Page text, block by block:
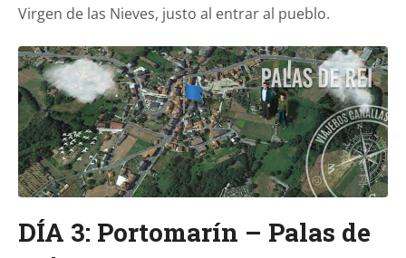
Virgen de las Nieves, justo al entrar al pueblo.
DÍA 3: Portomarín – Palas de